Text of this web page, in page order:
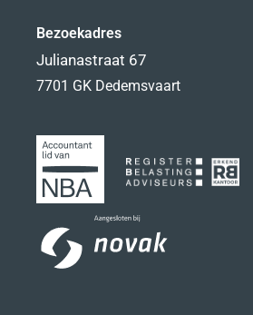
Bezoekadres
Julianastraat 67
7701 GK Dedemsvaart